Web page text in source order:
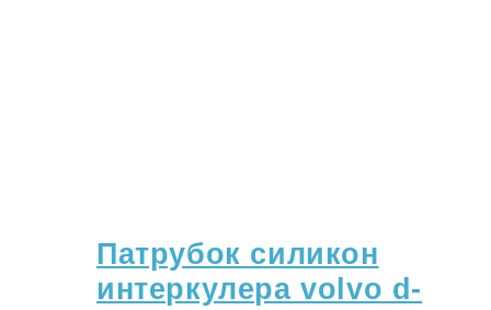
Патрубок силикон
интеркулера volvo d-